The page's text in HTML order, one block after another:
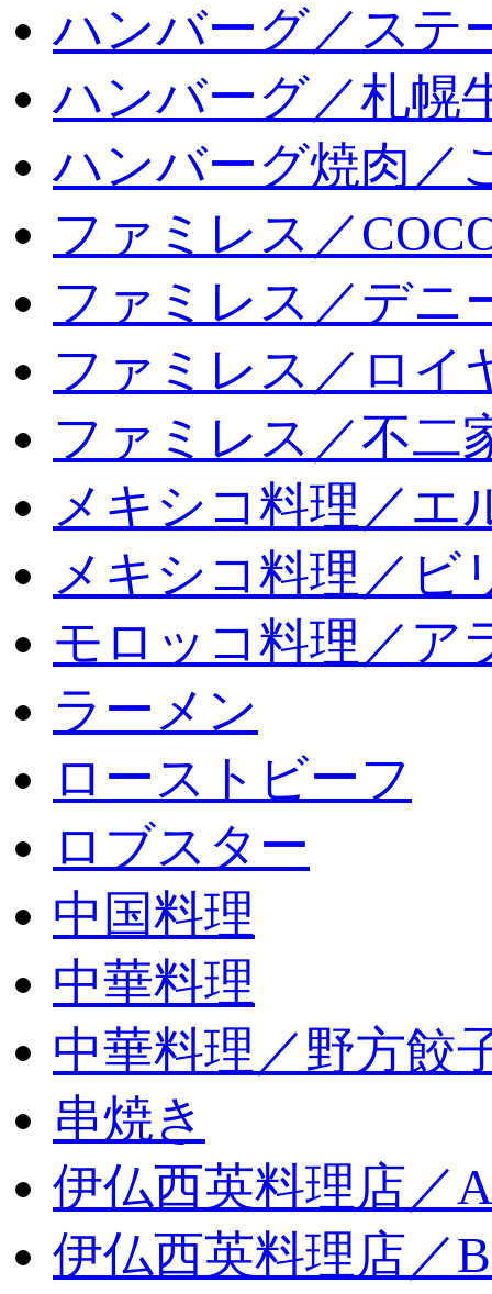
ハンバーグ／ステ
ハンバーグ／札幌
ハンバーグ焼肉／
ファミレス／
ファミレス／デニ
ファミレス／ロイ
ファミレス／不二
メキシコ料理／エ
メキシコ料理／ビ
モロッコ料理／ア
ラーメン
ローストビーフ
ロブスター
中国料理
中華料理
中華料理／野方餃
串焼き
伊仏西英料理店／
伊仏西英料理店／